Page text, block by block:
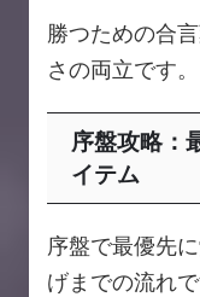
勝つための合
さの両立です。
序盤攻略：
イテム
序盤で最優先
げまでの流れで